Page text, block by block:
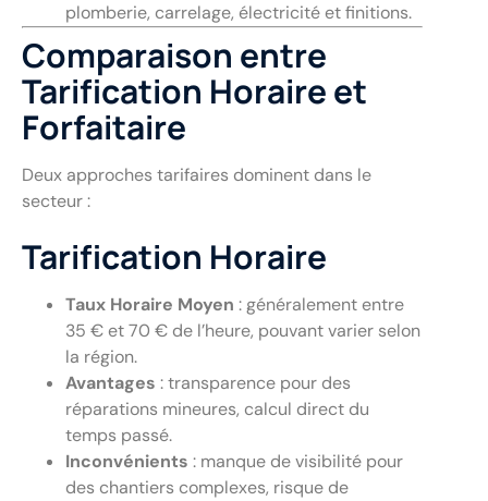
plomberie, carrelage, électricité et finitions.
Comparaison entre
Tarification Horaire et
Forfaitaire
Deux approches tarifaires dominent dans le
secteur :
Tarification Horaire
Taux Horaire Moyen : généralement entre
35 € et 70 € de l’heure, pouvant varier selon
la région.
Avantages : transparence pour des
réparations mineures, calcul direct du
temps passé.
Inconvénients : manque de visibilité pour
des chantiers complexes, risque de